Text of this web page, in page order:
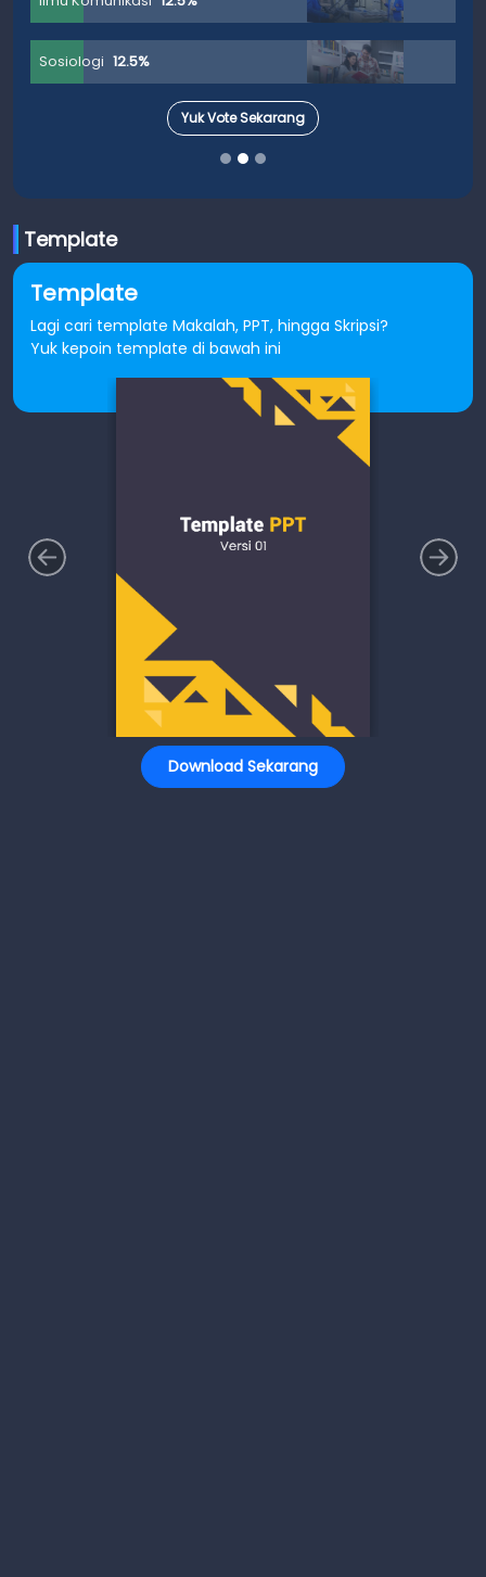
Sosiologi 12.5%
Yuk Vote Sekarang
Template
Template
Lagi cari template Makalah, PPT, hingga Skripsi?
Yuk kepoin template di bawah ini
Download Sekarang